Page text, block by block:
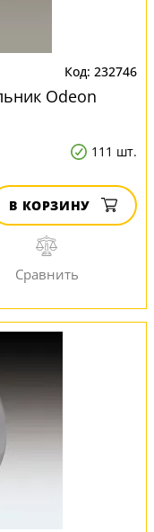
232746
Odeon
111 шт.
В КОРЗИНУ